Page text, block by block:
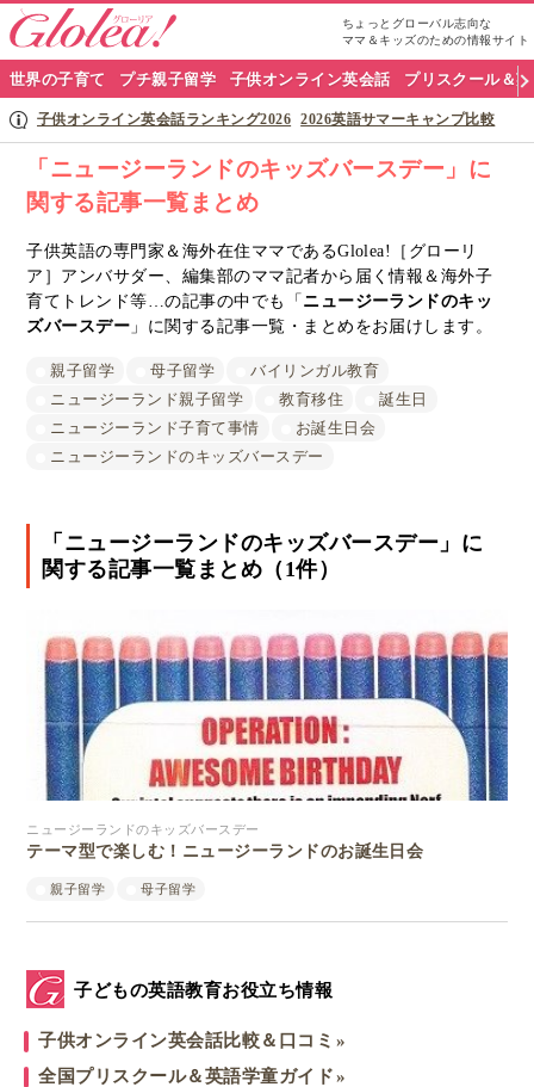
ちょっとグローバル志向な
ママ＆キッズのための情報サイト
グ
ロ
リ
ア
ナ
ビ
世界の子育て プチ親子留学 子供オンライン英会話 プリスクール＆
子供オンライン英会話ランキング2026 2026英語サマーキャンプ比較
「ニュージーランドのキッズバースデー」に
関する記事一覧まとめ
子供英語の専門家＆海外在住ママであるGlolea!［グローリ
ア］アンバサダー、編集部のママ記者から届く情報＆海外子
育てトレンド等…の記事の中でも「 ニュージーランドのキッ
ズバースデー 」に関する記事一覧・まとめをお届けします。
親子留学 母子留学
バイリンガル教育
ニュージーランド親子留学
教育移住
誕生日
ニュージーランド子育て事情
お誕生日会
ニュージーランドのキッズバースデー
「ニュージーランドのキッズバースデー」に
関する記事一覧まとめ（1件）
ニュージーランドのキッズバースデー
テーマ型で楽しむ！ニュージーランドのお誕生日会
親子留学 母子留学
子どもの英語教育お役立ち情報
子供オンライン英会話比較＆口コミ
全国プリスクール＆英語学童ガイド